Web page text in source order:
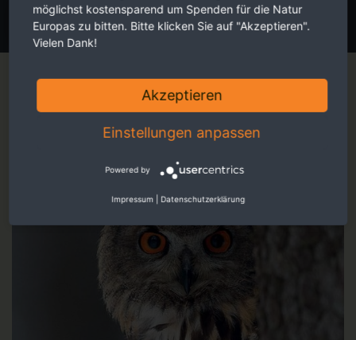
JETZT ANMELDEN
möglichst kostensparend um Spenden für die Natur
Europas zu bitten. Bitte klicken Sie auf "Akzeptieren".
Vielen Dank!
Akzeptieren
Einstellungen anpassen
Powered by
Impressum Datenschutzerklärung